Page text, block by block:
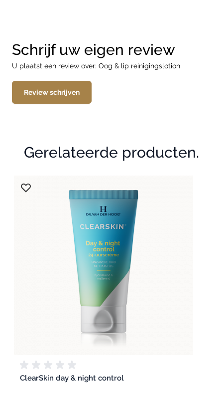
Schrijf uw eigen review
U plaatst een review over: Oog & lip reinigingslotion
Review schrijven
Gerelateerde producten.
ClearSkin day & night control